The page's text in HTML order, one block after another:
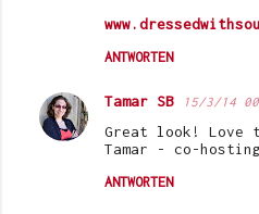
ANTWORTEN
Tamar SB 15/3/14
Great look! Love
Tamar - co-
ANTWORTEN